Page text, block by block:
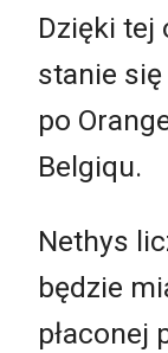
Dzięki tej
stanie
po
Belgiqu.
Nethys
będzie
płaconej